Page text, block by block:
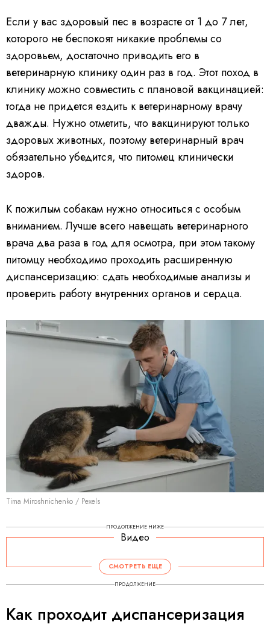
Если у вас здоровый пес в возрасте от 1 до 7 лет,
которого не беспокоят никакие проблемы со
здоровьем, достаточно приводить его в
ветеринарную клинику один раз в год. Этот поход в
клинику можно совместить с плановой вакцинацией:
тогда не придется ездить к ветеринарному врачу
дважды. Нужно отметить, что вакцинируют только
здоровых животных, поэтому ветеринарный врач
обязательно убедится, что питомец клинически
здоров.
К пожилым собакам нужно относиться с особым
вниманием. Лучше всего навещать ветеринарного
врача два раза в год для осмотра, при этом такому
питомцу необходимо проходить расширенную
диспансеризацию: сдать необходимые анализы и
проверить работу внутренних органов и сердца.
Tima Miroshnichenko / Pexels
ПРОДОЛЖЕНИЕ НИЖЕ
Видео
СМОТРЕТЬ ЕЩЕ
ПРОДОЛЖЕНИЕ
Как проходит диспансеризация